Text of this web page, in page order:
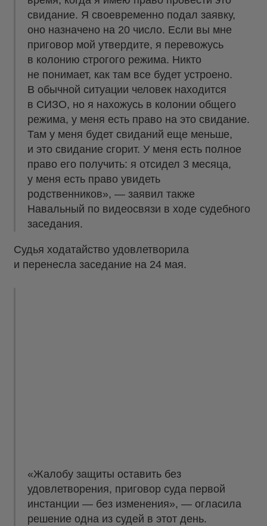
свидание. Я своевременно подал заявку,
оно назначено на 20 число. Если вы мне
приговор мой утвердите, я перевожусь
в колонию строгого режима. Никто
не понимает, как там все будет устроено.
В обычной ситуации человек находится
в СИЗО, но я нахожусь в колонии общего
режима, у меня есть право на это свидание.
Там у меня будет свиданий еще меньше,
и это свидание сгорит. У меня есть полное
право его получить: я отсидел 3 месяца,
у меня есть право увидеть
родственников», — заявил также
Навальный по видеосвязи в ходе судебного
заседания.
Судья ходатайство удовлетворила
и перенесла заседание на 24 мая.
«Жалобу защиты оставить без
удовлетворения, приговор суда первой
инстанции — без изменения», — огласила
решение одна из судей в этот день.